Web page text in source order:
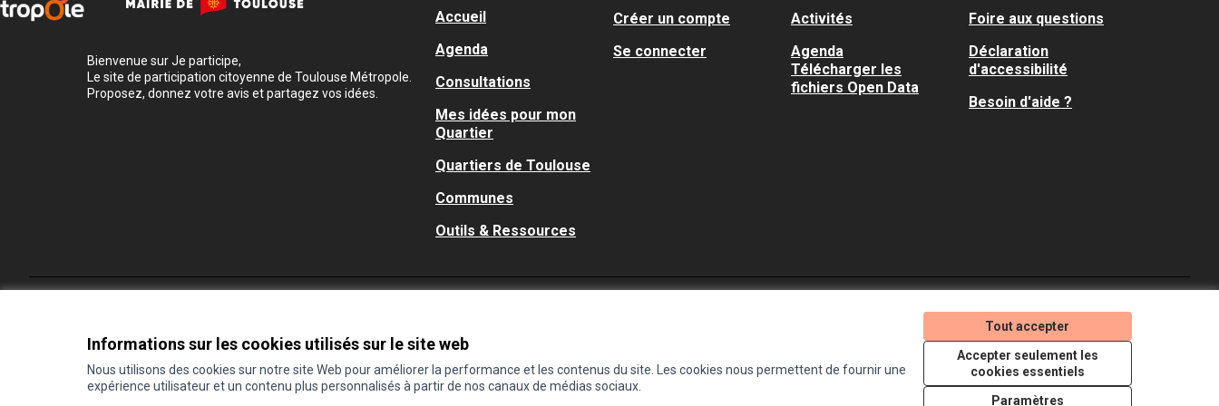
Informations sur les cookies utilisés sur le site web
Nous utilisons des cookies sur notre site Web pour améliorer la performance et les contenus du site. Les cookies nous permettent de fournir une
expérience utilisateur et un contenu plus personnalisés à partir de nos canaux de médias sociaux.
Tout accepter
Accepter seulement les
cookies essentiels
Paramètres
Bienvenue sur Je participe,
Le site de participation citoyenne de Toulouse Métropole.
Proposez, donnez votre avis et partagez vos idées.
Accueil
Agenda
Consultations
Mes idées pour mon
Quartier
Quartiers de Toulouse
Communes
Outils & Ressources
Créer un compte
Se connecter
Activités
Agenda
Télécharger les
fichiers Open Data
Foire aux questions
Déclaration
d'accessibilité
Besoin d'aide ?
(Lien externe)
(Lien externe)
(Lien externe)
Licence Creative
(Lien externe)